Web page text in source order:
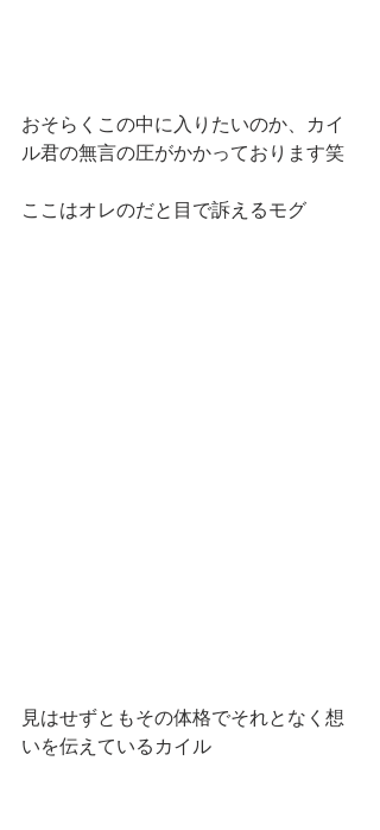
おそらくこの中に入りたいのか、カイ
ル君の無言の圧がかかっております笑
ここはオレのだと目で訴えるモグ
見はせずともその体格でそれとなく想
いを伝えているカイル